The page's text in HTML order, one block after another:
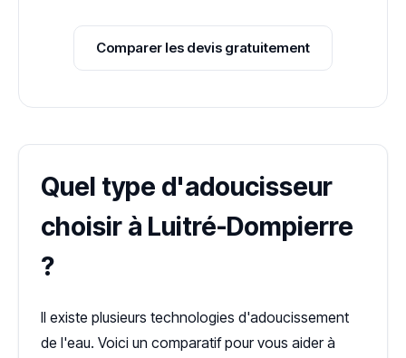
Comparer les devis gratuitement
Quel type d'adoucisseur
choisir à Luitré-Dompierre
?
Il existe plusieurs technologies d'adoucissement
de l'eau. Voici un comparatif pour vous aider à